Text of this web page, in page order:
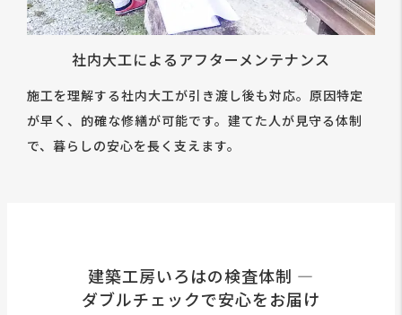
社内大工によるアフターメンテナンス
施工を理解する社内大工が引き渡し後も対応。原因特定
が早く、的確な修繕が可能です。建てた人が見守る体制
で、暮らしの安心を長く支えます。
建築工房いろはの検査体制 ―
ダブルチェックで安心をお届け